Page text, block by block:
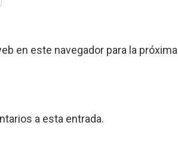
en este navegador para la próxima
a esta entrada.